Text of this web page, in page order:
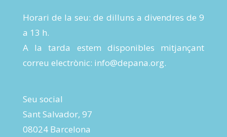
Horari de la seu: de dilluns a divendres de 9
a 13 h.
A la tarda estem disponibles mitjançant
correu electrònic: info@depana.org.
Seu social
Sant Salvador, 97
08024 Barcelona